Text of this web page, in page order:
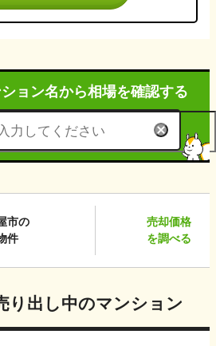
ョン名から相場を確認する
市の
件
売却価格
を調べる
り出し中のマンション